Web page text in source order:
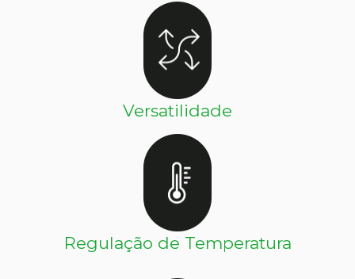
Versatilidade
Regulação de Temperatura